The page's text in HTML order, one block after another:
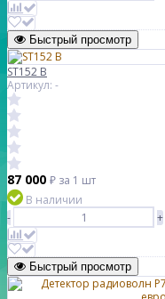
Быстрый просмотр
ST152 B
Артикул: -
87 000 ₽ за 1 шт
В наличии
-
+
Быстрый просмотр